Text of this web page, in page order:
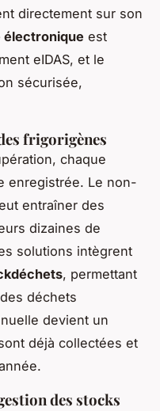
directement sur son
électronique est
eIDAS, et le
sécurisée,
frigorigènes
chaque
enregistrée. Le non-
entraîner des
dizaines de
solutions intègrent
, permettant
déchets
devient un
déjà collectées et
des stocks